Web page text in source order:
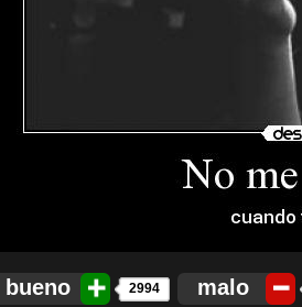
bueno 2994 malo